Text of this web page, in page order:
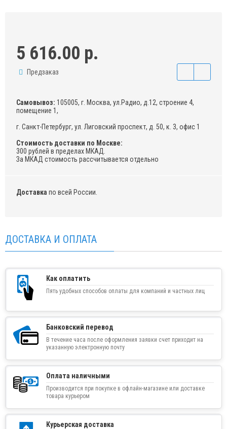
5 616.00 р.
Предзаказ
Самовывоз: 105005, г. Москва, ул.Радио, д.12, строение 4,
помещение 1,
г. Санкт-Петербург, ул. Лиговский проспект, д. 50, к. 3, офис 1
Стоимость доставки по Москве:
300 рублей в пределах МКАД.
За МКАД стоимость рассчитывается отдельно
Доставка по всей России.
ДОСТАВКА И ОПЛАТА
Как оплатить
Пять удобных способов оплаты для компаний и частных лиц
Банковский перевод
В течение часа после оформления заявки счет приходит на
указанную электронную почту
Оплата наличными
Производится при покупке в офлайн-магазине или доставке
товара курьером
Курьерская доставка